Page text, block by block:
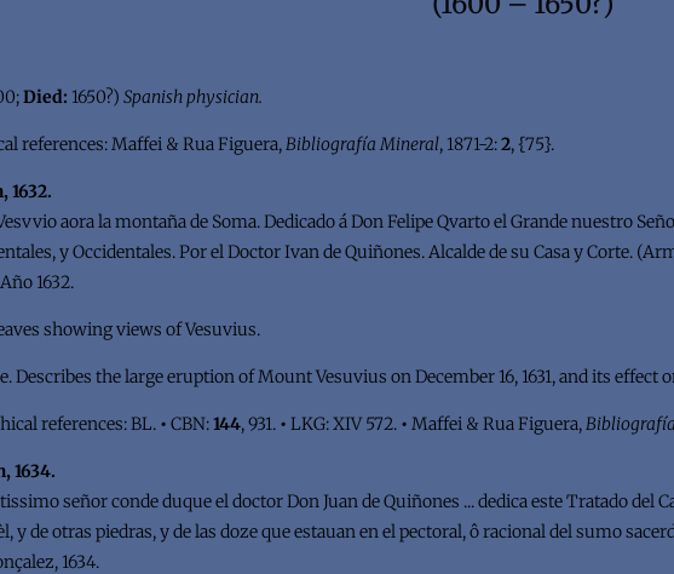
Died: 1650?)Spanish physician.
references: Maffei & Rua Figuera,Bibliografía Mineral, 1871-2:2, {75}.
1632.
aora la montaña de Soma. Dedicado á Don Felipe Qvarto el Grande nuestro
y Occidentales. Por el Doctor Ivan de Quiñones. Alcalde de su Casa y Corte.
1632.
showing views of Vesuvius.
Describes the large eruption of Mount Vesuvius on December 16, 1631, and its
references: BL. • CBN:144, 931. • LKG: XIV 572. • Maffei & Rua Figuera,
1634.
señor conde duque el doctor Don Juan de Quiñones ... dedica este Tratado del
y de otras piedras, y de las doze que estauan en el pectoral, ô racional del sumo
1634.